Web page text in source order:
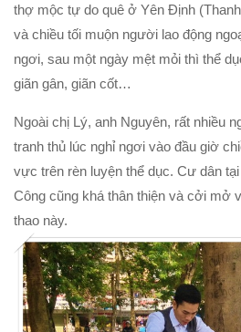
thợ mộc tự do quê ở Yên Định
và chiều tối muộn người lao động
ngơi, sau một ngày mệt mỏi thì thể
giãn gân, giãn cốt…
Ngoài chị Lý, anh Nguyên, rất nhiều
tranh thủ lúc nghỉ ngơi vào đầu giờ
vực trên rèn luyện thể dục. Cư dân
Công cũng khá thân thiện và cởi mở
thao này.